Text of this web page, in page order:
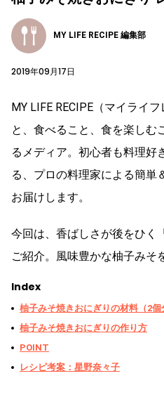
MY LIFE RECIPE 編集部
2019年09月17日
MY LIFE RECIPE（マイライ
と、食べること、食を楽しむ
るメディア。初心者も料理好
る、プロの料理家による簡単
お届けします。
今回は、香ばしさが後をひく
ご紹介。風味豊かな柚子みそ
Index
柚子みそ焼きおにぎりの材料（2個
柚子みそ焼きおにぎりの作り方
POINT
レシピ考案：星野奈々子